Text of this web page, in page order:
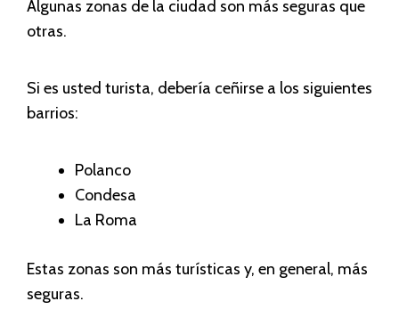
Algunas zonas de la ciudad son más seguras que
otras.
Si es usted turista, debería ceñirse a los siguientes
barrios:
Polanco
Condesa
La Roma
Estas zonas son más turísticas y, en general, más
seguras.